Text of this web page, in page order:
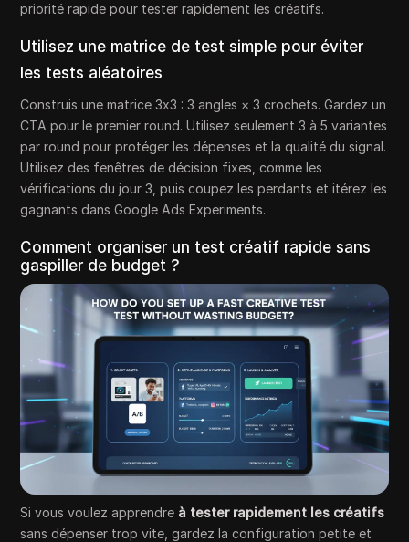
priorité rapide pour tester rapidement les créatifs.
Utilisez une matrice de test simple pour éviter
les tests aléatoires
Construis une matrice 3x3 : 3 angles × 3 crochets. Gardez un
CTA pour le premier round. Utilisez seulement 3 à 5 variantes
par round pour protéger les dépenses et la qualité du signal.
Utilisez des fenêtres de décision fixes, comme les
vérifications du jour 3, puis coupez les perdants et itérez les
gagnants dans Google Ads Experiments.
Comment organiser un test créatif rapide sans
gaspiller de budget ?
Si vous voulez apprendre à tester rapidement les créatifs
sans dépenser trop vite, gardez la configuration petite et